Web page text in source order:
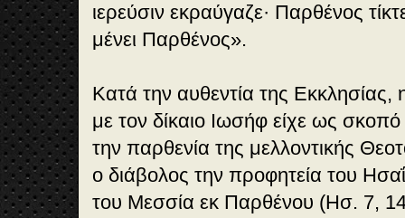
ιερεύσιν εκραύγαζε· Παρθένος
μένει Παρθένος».
Κατά την αυθεντία της
με τον δίκαιο Ιωσήφ είχε ως
την παρθενία της μελλοντικής
ο διάβολος την προφητεία του
του Μεσσία εκ Παρθένου (Ησ. 7,